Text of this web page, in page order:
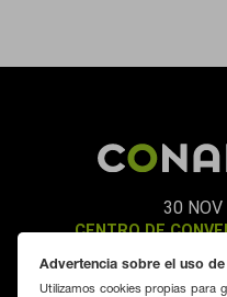
30
CENTRO DE
Advertencia sobre el uso
Utilizamos cookies propias para